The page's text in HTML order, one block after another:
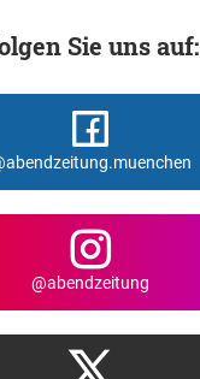
Sie uns auf:
@abendzeitung